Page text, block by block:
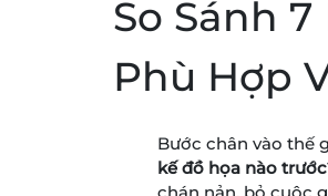
So Sánh
Phù Hợp
Bước chân vào thế
kế đồ họa nào
chán nản, bỏ cuộc